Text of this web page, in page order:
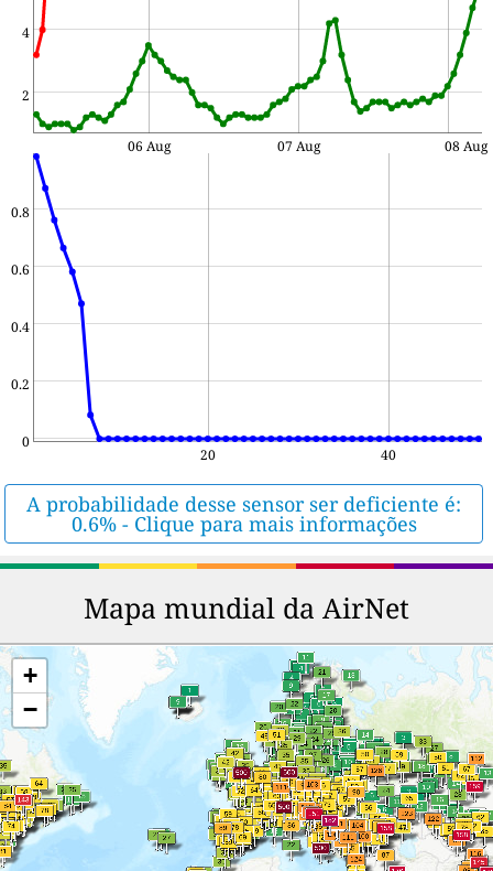
2
4
06 Aug 07 Aug 08 Aug
0
0.2
0.4
0.6
0.8
20 40
A probabilidade desse sensor ser deficiente é:
0.6% - Clique para mais informações
Mapa mundial da AirNet
+
−